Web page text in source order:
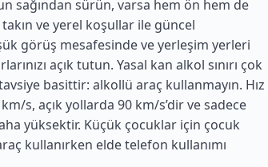
sağından sürün, varsa hem ön hem de
ve yerel koşullar ile güncel
görüş mesafesinde ve yerleşim yerleri
açık tutun. Yasal kan alkol sınırı çok
basittir: alkollü araç kullanmayın. Hız
s, açık yollarda 90 km/s’dir ve sadece
yüksektir. Küçük çocuklar için çocuk
kullanırken elde telefon kullanımı